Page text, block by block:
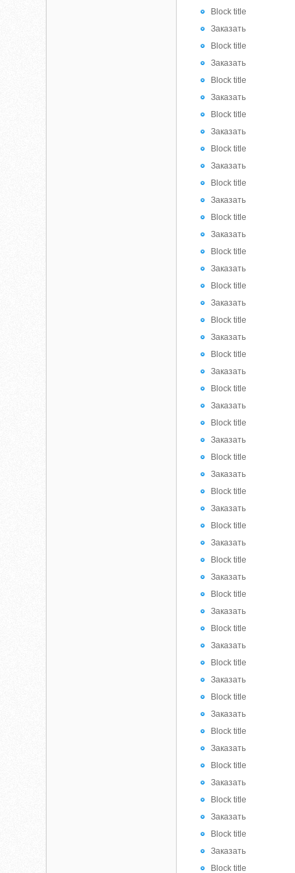
Block title
Заказать
Block title
Заказать
Block title
Заказать
Block title
Заказать
Block title
Заказать
Block title
Заказать
Block title
Заказать
Block title
Заказать
Block title
Заказать
Block title
Заказать
Block title
Заказать
Block title
Заказать
Block title
Заказать
Block title
Заказать
Block title
Заказать
Block title
Заказать
Block title
Заказать
Block title
Заказать
Block title
Заказать
Block title
Заказать
Block title
Заказать
Block title
Заказать
Block title
Заказать
Block title
Заказать
Block title
Заказать
Block title